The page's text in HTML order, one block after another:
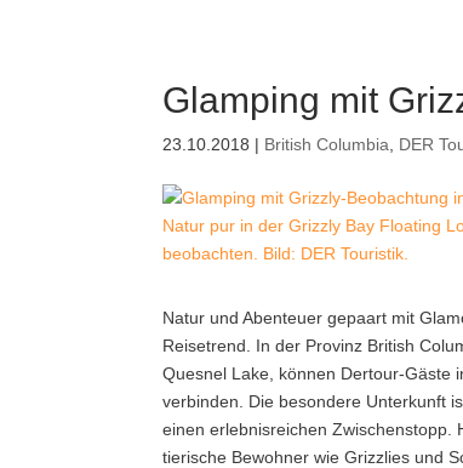
Glamping mit
23.10.2018 | British Columbia DER
Natur pur in der Grizzly Bay Floating
beobachten. Bild: DER Touristik.
Natur und Abenteuer gepaart mit
Reisetrend.
In der Provinz British
Quesnel Lake, können Dertour-Gäste
verbinden. Die besondere Unterkunft
einen erlebnisreichen Zwischenstopp.
tierische Bewohner wie Grizzlies und